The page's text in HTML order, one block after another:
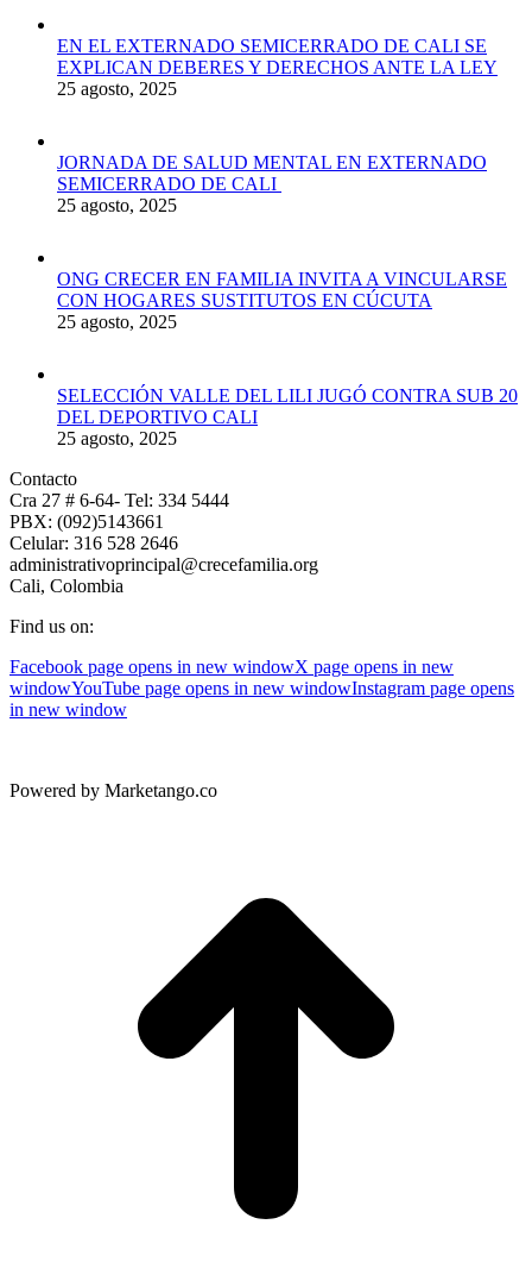
EN EL EXTERNADO SEMICERRADO DE CALI SE
EXPLICAN DEBERES Y DERECHOS ANTE LA LEY
25 agosto, 2025
JORNADA DE SALUD MENTAL EN EXTERNADO
SEMICERRADO DE CALI
25 agosto, 2025
ONG CRECER EN FAMILIA INVITA A VINCULARSE
CON HOGARES SUSTITUTOS EN CÚCUTA
25 agosto, 2025
SELECCIÓN VALLE DEL LILI JUGÓ CONTRA SUB 20
DEL DEPORTIVO CALI
25 agosto, 2025
Contacto
Cra 27 # 6-64- Tel: 334 5444
PBX: (092)5143661
Celular: 316 528 2646
administrativoprincipal@crecefamilia.org
Cali, Colombia
Find us on:
Facebook page opens in new windowX page opens in new
windowYouTube page opens in new windowInstagram page opens
in new window
Powered by Marketango.co